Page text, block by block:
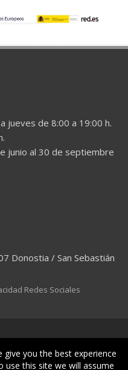
jueves de 8:00 a 19:00 h.
junio al 30 de septiembre
Donostia / San Sebastián
Redes Sociales
you the best experience
this site we will assume